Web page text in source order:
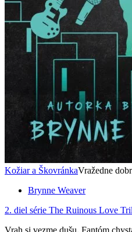
Kožiar a ŠkovránkaVražedne
Brynne Weaver
2. diel série The Ruinous Love
Vrah si vezme dušu. Fantóm